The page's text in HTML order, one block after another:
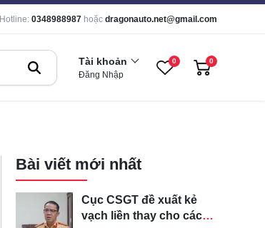
Hotline: 0348988987 hoặc dragonauto.net@gmail.com
Tài khoản
Đăng Nhập
0 0
Bài viết mới nhất
Cục CSGT đề xuất kẻ
vạch liền thay cho các